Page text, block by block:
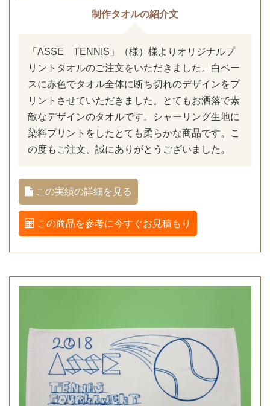
制作タオルの紹介文
「ASSE TENNIS」（様）様よりオリジナルプ
リントタオルのご注文をいただきました。白ベー
スに赤色でタオル全体に断ち切れのデザインをプ
リントさせていただきました。とてもお洒落で素
敵なデザインのタオルです。シャーリング生地に
染料プリントをしたとても柔らかな商品です。こ
の度もご注文、誠にありがとうございました。
この実績の詳細を見る
この商品を参考に今すぐお見積もり